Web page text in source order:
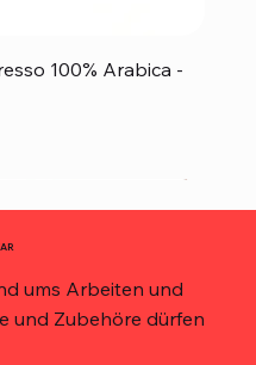
100% Arabica -
ums Arbeiten und
und Zubehöre dürfen